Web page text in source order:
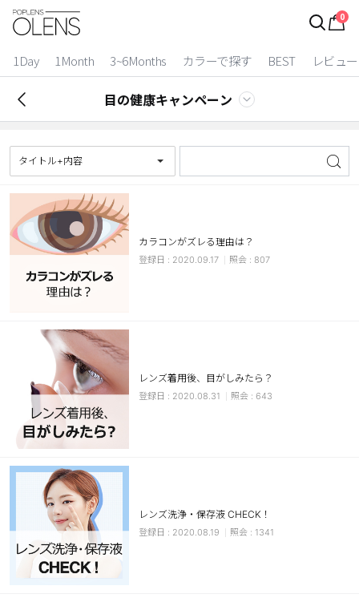
0
1Day 1Month 3~6Months カラーで探す BEST レビュー
ログイン
カラコン比較
今月限定特典
ベスト
カラコン
装着期間
1 Day
2 Weeks
1 Month
カラー
ブラウン
チョコ
グレー
ヘーゼル
ブルー
透明
ハロウィンカラコン
ケア用品
目の健康キャンペーン
タイトル+内容
カラコンがズレる理由は？
2020.09.17 807
レンズ着用後、目がしみたら？
2020.08.31 643
レンズ洗浄・保存液 CHECK！
2020.08.19 1341